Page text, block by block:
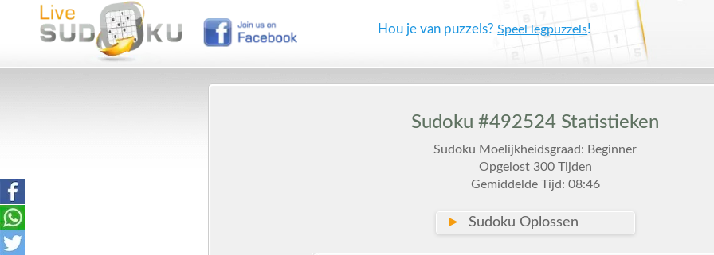
Hou je van puzzels?Speel legpuzzels!
Sudoku #492524 Statistieken
Sudoku Moelijkheidsgraad: Beginner
Opgelost 300 Tijden
Gemiddelde Tijd: 08:46
► Sudoku Oplossen